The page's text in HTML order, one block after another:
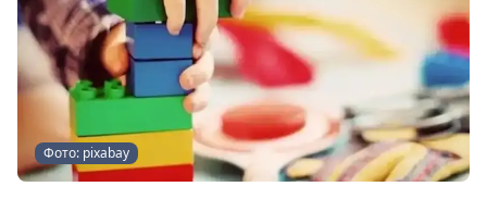
Фото: pixabay